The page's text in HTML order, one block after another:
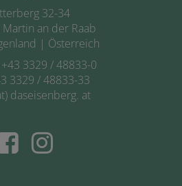
32-34
Martin an der Raab
| Österreich
+43 3329 / 48833-0
3329 / 48833-33
daseisenberg. at